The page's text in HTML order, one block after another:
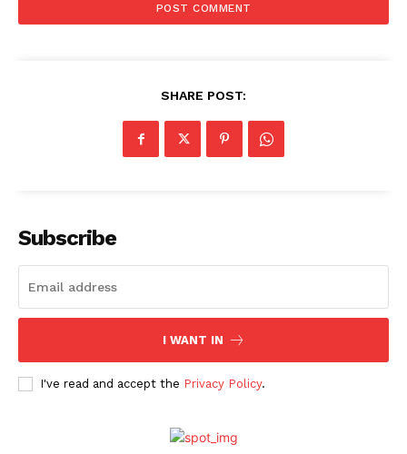
SHARE POST:
Subscribe
I WANT IN
I've read and accept the Privacy Policy.